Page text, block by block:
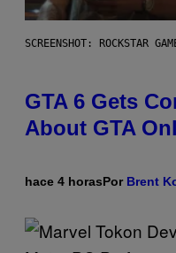
SCREENSHOT: ROCKSTAR
GTA 6 Gets
About GTA
hace 4 horasPor Brent